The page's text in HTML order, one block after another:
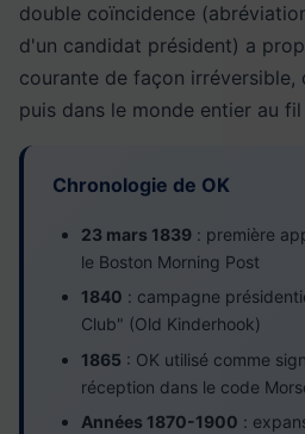
double coïncidence
d'un candidat président) a
courante de façon irréversible,
puis dans le monde entier au
Chronologie de OK
23 mars 1839 : première
le Boston Morning Post
1840 : campagne
Club" (Old Kinderhook)
1865 : OK utilisé comme
réception dans le code
Années 1870-1900 :